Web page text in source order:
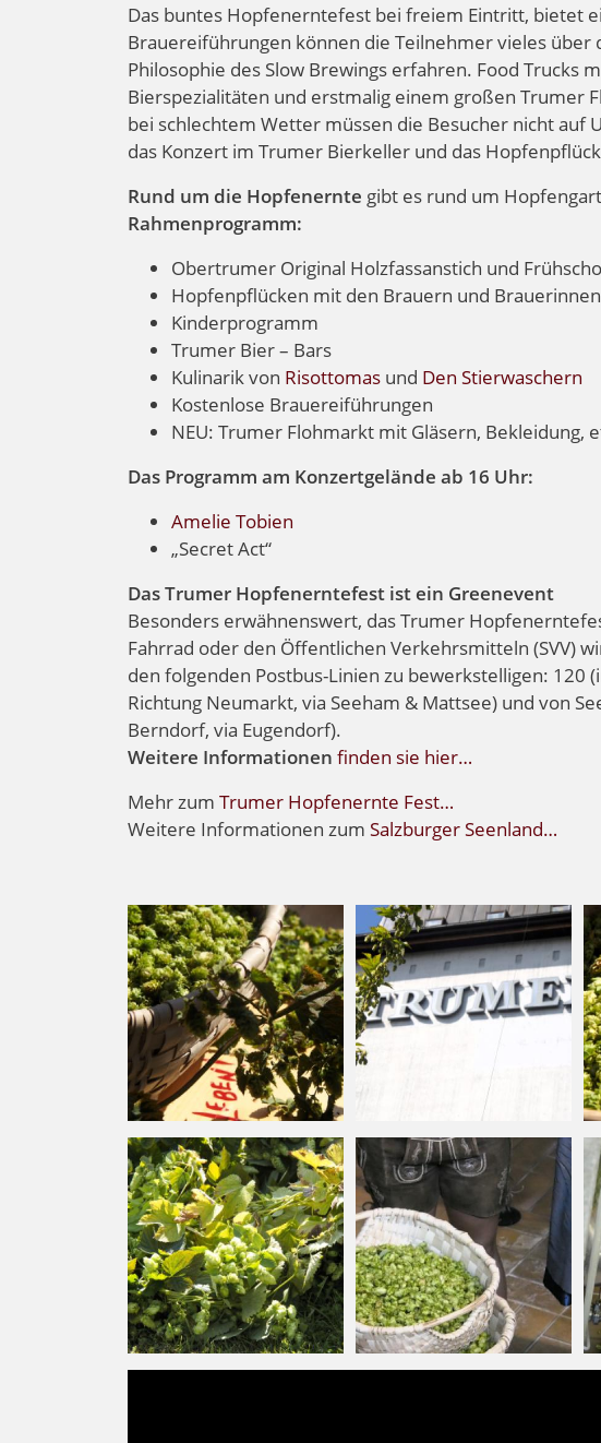
Das buntes Hopfenerntefest bei freiem Eintritt, bietet
Brauereiführungen können die Teilnehmer vieles
Philosophie des Slow Brewings erfahren. Food Trucks
Bierspezialitäten und erstmalig einem großen Trumer
bei schlechtem Wetter müssen die Besucher nicht
das Konzert im Trumer Bierkeller und das
Rund um die Hopfenernte gibt es rund um
Rahmenprogramm:
Obertrumer Original Holzfassanstich und
Hopfenpflücken mit den Brauern und Brauerinnen
Kinderprogramm
Trumer Bier – Bars
Kulinarik von Risottomas und Den Stierwaschern
Kostenlose Brauereiführungen
NEU: Trumer Flohmarkt mit Gläsern, Bekleidung,
Das Programm am Konzertgelände ab 16 Uhr:
Amelie Tobien
„Secret Act“
Das Trumer Hopfenerntefest ist ein Greenevent
Besonders erwähnenswert, das Trumer
Fahrrad oder den Öffentlichen Verkehrsmitteln (SVV)
den folgenden Postbus-Linien zu bewerkstelligen: 120
Richtung Neumarkt, via Seeham & Mattsee) und von
Berndorf, via Eugendorf).
Weitere Informationen finden sie hier…
Mehr zum Trumer Hopfenernte Fest…
Weitere Informationen zum Salzburger Seenland…